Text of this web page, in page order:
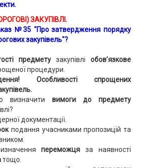
ЗАКУПІВЛІ.
№35 "Про затвердження порядку
закупівель"?
предмету закупівліобов’язкове
процедури.
Особливості спрощених
визначитивимоги до предмету
документації.
подання учасниками пропозицій та
переможцяза наявності
тощо.